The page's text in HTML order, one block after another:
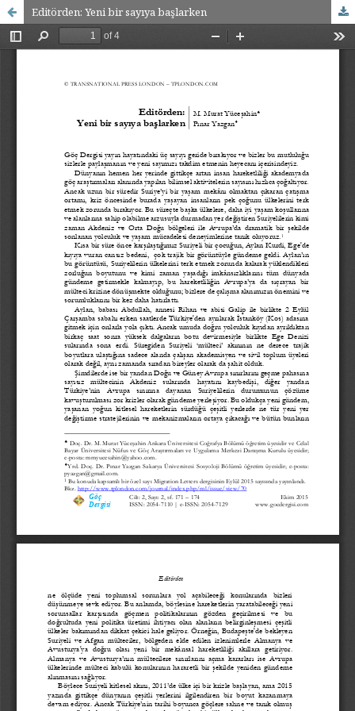
Editörden: Yeni bir sayıya başlarken